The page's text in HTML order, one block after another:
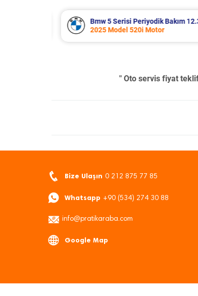
Suzuki Vitara Periyodik
2020 Model 1.4 BoosterJet
" Oto servis fiyat
Bize Ulaşın 0 212 875 77 85
Whatsapp +90 (534) 274 30 88
info@pratikaraba.com
Google Map